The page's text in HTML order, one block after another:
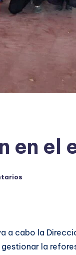
en el
cabo la
la